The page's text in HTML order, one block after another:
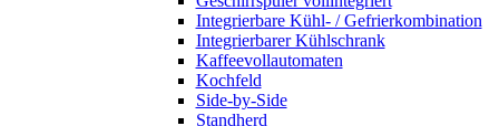
Integrierbare Kühl- / Gefrierkombination
Integrierbarer Kühlschrank
Kaffeevollautomaten
Kochfeld
Side-by-Side
Standherd